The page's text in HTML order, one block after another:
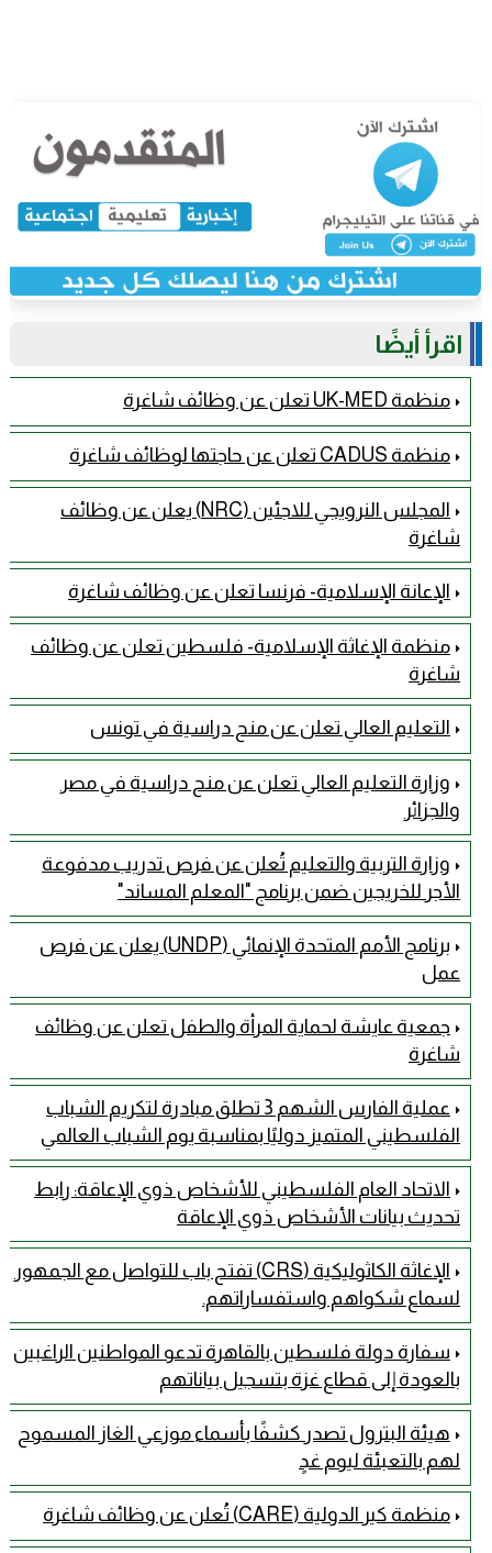
اقرأ أيضًا
منظمة UK-MED تعلن عن وظائف شاغرة
منظمة CADUS تعلن عن حاجتها لوظائف شاغرة
المجلس النرويجي للاجئين (NRC) يعلن عن وظائف
شاغرة
الإعانة الإسلامية- فرنسا تعلن عن وظائف شاغرة
منظمة الإغاثة الإسلامية- فلسطين تعلن عن وظائف
شاغرة
التعليم العالي تعلن عن منح دراسية في تونس
وزارة التعليم العالي تعلن عن منح دراسية في مصر
والجزائر
وزارة التربية والتعليم تُعلن عن فرص تدريب مدفوعة
الأجر للخريجين ضمن برنامج "المعلم المساند"
برنامج الأمم المتحدة الإنمائي (UNDP) يعلن عن فرص
عمل
جمعية عايشة لحماية المرأة والطفل تعلن عن وظائف
شاغرة
عملية الفارس الشهم 3 تطلق مبادرة لتكريم الشباب
الفلسطيني المتميز دوليًا بمناسبة يوم الشباب العالمي
الاتحاد العام الفلسطيني للأشخاص ذوي الإعاقة: رابط
تحديث بيانات الأشخاص ذوي الإعاقة
الإغاثة الكاثوليكية (CRS) تفتح باب للتواصل مع الجمهور
لسماع شكواهم واستفساراتهم.
سفارة دولة فلسطين بالقاهرة تدعو المواطنين الراغبين
بالعودة إلى قطاع غزة بتسجيل بياناتهم
هيئة البترول تصدر كشفًا بأسماء موزعي الغاز المسموح
لهم بالتعبئة ليوم غدٍ
منظمة كير الدولية (CARE) تُعلن عن وظائف شاغرة